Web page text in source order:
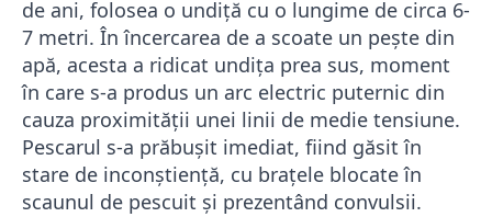
de ani, folosea o undiță cu o lungime de circa 6-
7 metri. În încercarea de a scoate un pește din
apă, acesta a ridicat undița prea sus, moment
în care s-a produs un arc electric puternic din
cauza proximității unei linii de medie tensiune.
Pescarul s-a prăbușit imediat, fiind găsit în
stare de inconștiență, cu brațele blocate în
scaunul de pescuit și prezentând convulsii.